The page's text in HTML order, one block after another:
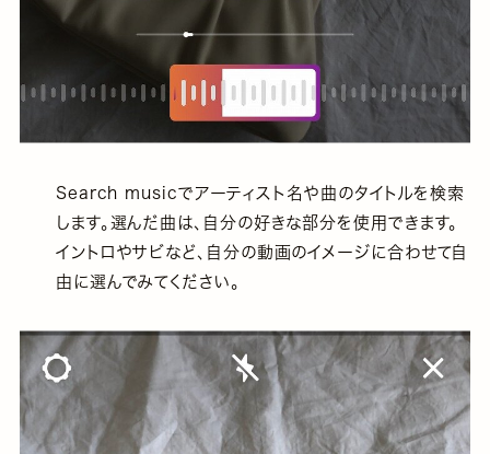
Search musicでアーティスト名や曲のタイトルを検索
します。選んだ曲は、自分の好きな部分を使用できます。
イントロやサビなど、自分の動画のイメージに合わせて自
由に選んでみてください。